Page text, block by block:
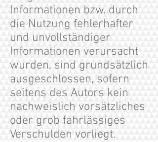
Informationen bzw. durch
die Nutzung fehlerhafter
und unvollständiger
Informationen verursacht
wurden, sind grundsätzlich
ausgeschlossen, sofern
seitens des Autors kein
nachweislich vorsätzliches
oder grob fahrlässiges
Verschulden vorliegt.